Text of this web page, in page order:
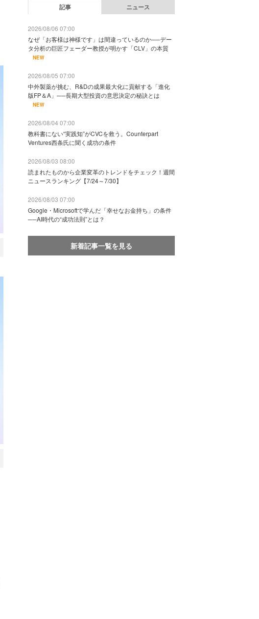
記事 ニュース
2026/08/06 07:00
なぜ「お客様は神様です」は間違っているのか──デー
タ分析の巨匠フェーダー教授が明かす「CLV」の本質
NEW
2026/08/05 07:00
中外製薬が挑む、R&Dの成果最大化に貢献する「進化
版FP＆A」──長期大型投資の意思決定の秘訣とは
NEW
2026/08/04 07:00
教科書にない“実践知”がCVCを救う。Counterpart
Ventures西条氏に聞く成功の条件
2026/08/03 08:00
読まれたものから企業変革のトレンドをチェック！週間
ニュースランキング【7/24～7/30】
2026/08/03 07:00
Google・Microsoftで学んだ「幸せなお金持ち」の条件
──AI時代の“成功法則”とは？
新着記事一覧を見る